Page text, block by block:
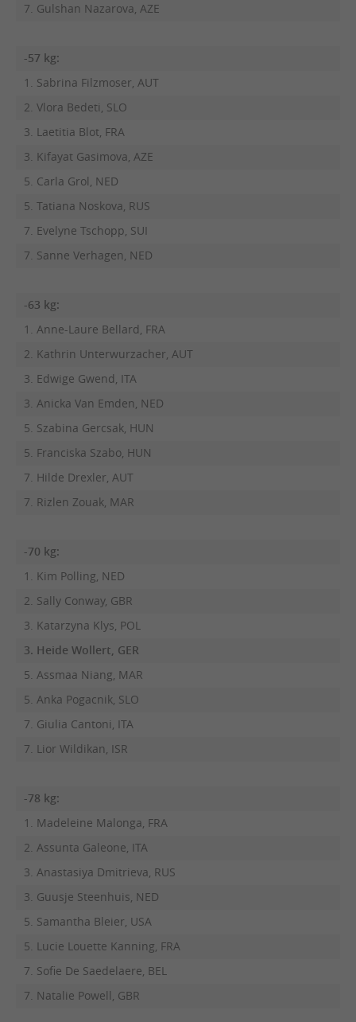
7. Gulshan Nazarova, AZE
-57 kg:
1. Sabrina Filzmoser, AUT
2. Vlora Bedeti, SLO
3. Laetitia Blot, FRA
3. Kifayat Gasimova, AZE
5. Carla Grol, NED
5. Tatiana Noskova, RUS
7. Evelyne Tschopp, SUI
7. Sanne Verhagen, NED
-63 kg:
1. Anne-Laure Bellard, FRA
2. Kathrin Unterwurzacher, AUT
3. Edwige Gwend, ITA
3. Anicka Van Emden, NED
5. Szabina Gercsak, HUN
5. Franciska Szabo, HUN
7. Hilde Drexler, AUT
7. Rizlen Zouak, MAR
-70 kg:
1. Kim Polling, NED
2. Sally Conway, GBR
3. Katarzyna Klys, POL
3. Heide Wollert, GER
5. Assmaa Niang, MAR
5. Anka Pogacnik, SLO
7. Giulia Cantoni, ITA
7. Lior Wildikan, ISR
-78 kg:
1. Madeleine Malonga, FRA
2. Assunta Galeone, ITA
3. Anastasiya Dmitrieva, RUS
3. Guusje Steenhuis, NED
5. Samantha Bleier, USA
5. Lucie Louette Kanning, FRA
7. Sofie De Saedelaere, BEL
7. Natalie Powell, GBR